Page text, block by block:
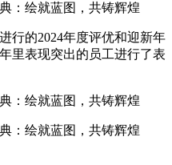
行的2024年度评优和迎新年
里表现突出的员工进行了表